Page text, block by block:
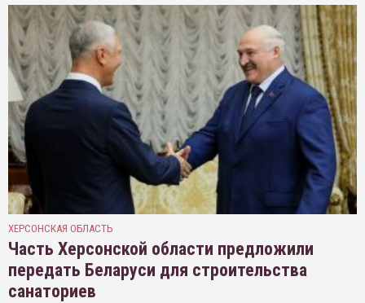
ХЕРСОНСКАЯ ОБЛАСТЬ
Часть Херсонской области предложили
передать Беларуси для строительства
санаториев